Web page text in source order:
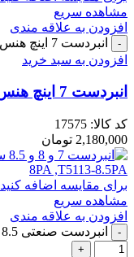
مشاهده سریع
افزودن به علاقه مندی
انبردست 7 اینچ هنس مدل 1820-7 عدد
افزودن به سبد خرید
انبردست 7 اینچ هنس مدل 1820-7
کد کالا: 17575
2,180,000 تومان
برای مقایسه اضافه کنید
مشاهده سریع
افزودن به علاقه مندی
انبردست صنعتی 8.5 سری آرچر توسن مدل T5113-8.5PA عدد